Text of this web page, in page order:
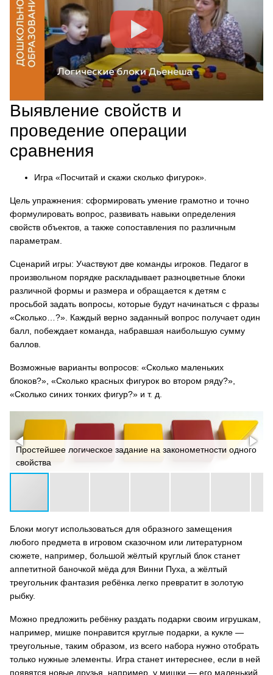
Выявление свойств и
проведение операции
сравнения
Игра «Посчитай и скажи сколько фигурок».
Цель упражнения: сформировать умение грамотно и точно
формулировать вопрос, развивать навыки определения
свойств объектов, а также сопоставления по различным
параметрам.
Сценарий игры: Участвуют две команды игроков. Педагог в
произвольном порядке раскладывает разноцветные блоки
различной формы и размера и обращается к детям с
просьбой задать вопросы, которые будут начинаться с фразы
«Сколько…?». Каждый верно заданный вопрос получает один
балл, побеждает команда, набравшая наибольшую сумму
баллов.
Возможные варианты вопросов: «Сколько маленьких
блоков?», «Сколько красных фигурок во втором ряду?»,
«Сколько синих тонких фигур?» и т. д.
Простейшее логическое задание на законометности одного
свойства
Блоки могут использоваться для образного замещения
любого предмета в игровом сказочном или литературном
сюжете, например, большой жёлтый круглый блок станет
аппетитной баночкой мёда для Винни Пуха, а жёлтый
треугольник фантазия ребёнка легко превратит в золотую
рыбку.
Можно предложить ребёнку раздать подарки своим игрушкам,
например, мишке понравится круглые подарки, а кукле —
треугольные, таким образом, из всего набора нужно отобрать
только нужные элементы. Игра станет интереснее, если в ней
появятся новые друзья, например, у мишки — его маленький